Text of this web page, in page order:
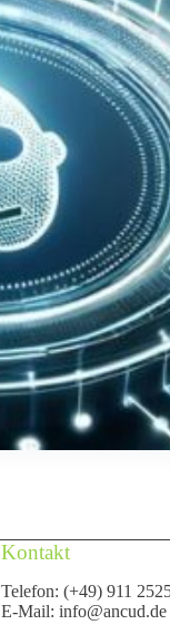
Kontakt
Telefon: (+49) 911
E-Mail: info@ancud.de